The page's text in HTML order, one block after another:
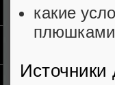
какие
плюшками
Источники